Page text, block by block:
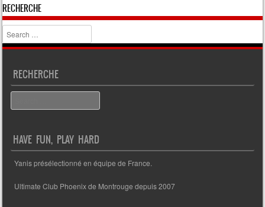
RECHERCHE
Search
RECHERCHE
HAVE FUN, PLAY HARD
Yanis présélectionné en équipe de France.
Ultimate Club Phoenix de Montrouge depuis 2007